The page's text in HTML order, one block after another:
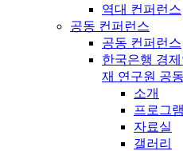
역대 컨퍼런스
공동 컨퍼런스
공동 컨퍼런스
한국은행 경
재 연구원 공
소개
프로그램
자료실
갤러리